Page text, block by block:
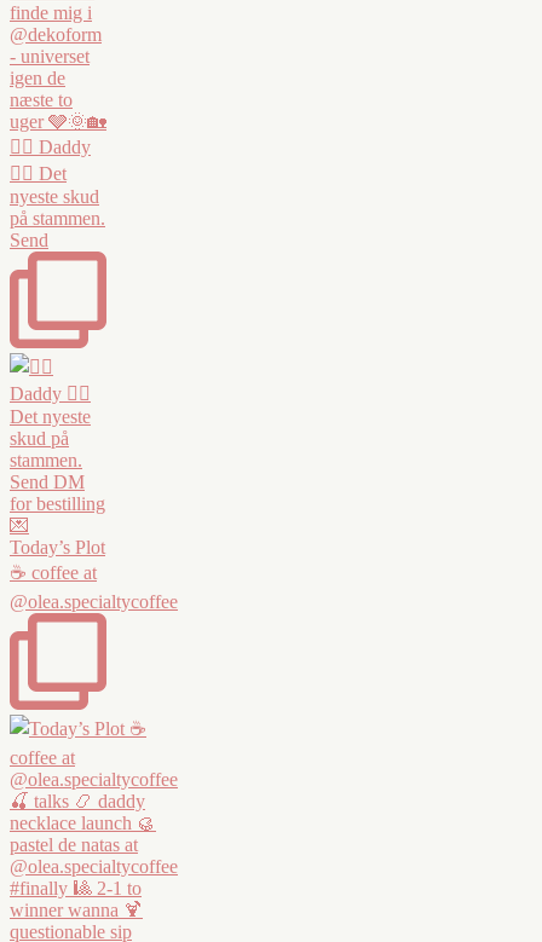
❤️‍🔥 Daddy
❤️‍🔥 Det
nyeste skud
på stammen.
Send
Today’s Plot
☕️ coffee at
@olea.specialtycoffee